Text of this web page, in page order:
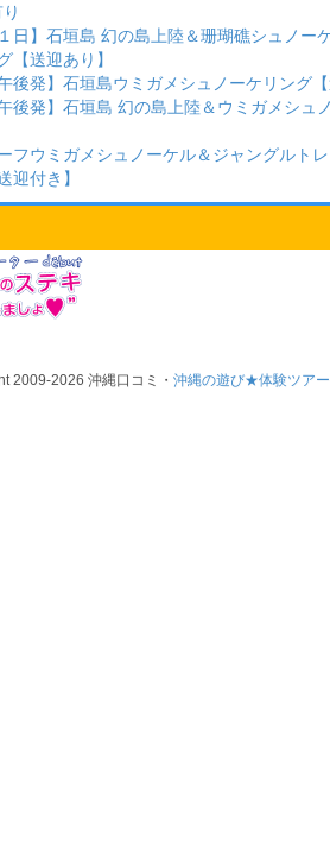
日】石垣島 幻の島上陸＆珊瑚礁シュノー
【送迎あり】
後発】石垣島ウミガメシュノーケリング
後発】石垣島 幻の島上陸＆ウミガメシュ
フウミガメシュノーケル＆ジャングルト
迎付き】
2009-2026 沖縄口コミ・沖縄の遊び★体験ツアー